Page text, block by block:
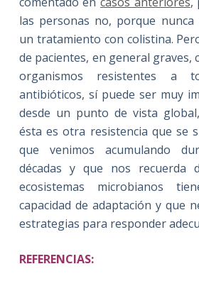
las personas no, porque nunca
un tratamiento con colistina.
de pacientes, en general graves,
organismos resistentes a
antibióticos, sí puede ser muy
desde un punto de vista
ésta es otra resistencia que se
que venimos acumulando
décadas y que nos recuerda
ecosistemas microbianos
capacidad de adaptación y que
estrategias para responder
REFERENCIAS: